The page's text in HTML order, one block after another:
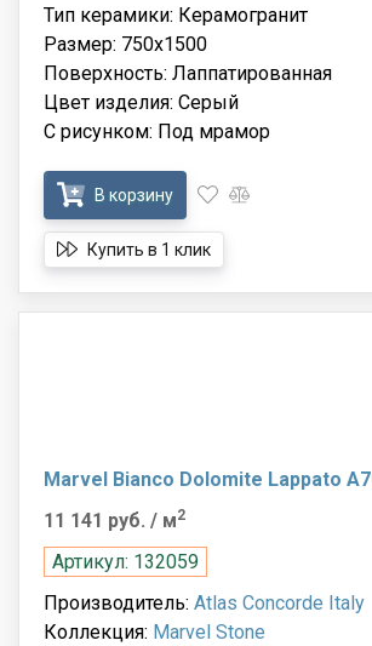
Тип керамики: Керамогранит
Размер: 750x1500
Поверхность: Лаппатированная
Цвет изделия: Серый
С рисунком: Под мрамор
В корзину
Купить в 1 клик
Marvel Bianco Dolomite Lappato
11 141 руб. / м2
Артикул: 132059
Производитель: Atlas Concorde Italy
Коллекция: Marvel Stone